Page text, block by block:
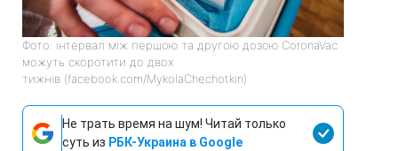
Фото: інтервал між першою та другою дозою CoronaVac
можуть скоротити до двох
тижнів (facebook.com/MykolaChechotkin)
Не трать время на шум! Читай только
суть из РБК-Украина в Google